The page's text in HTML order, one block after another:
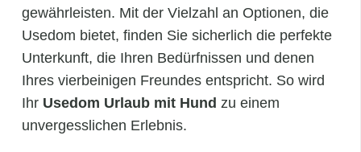
gewährleisten. Mit der Vielzahl an Optionen, die
Usedom bietet, finden Sie sicherlich die perfekte
Unterkunft, die Ihren Bedürfnissen und denen
Ihres vierbeinigen Freundes entspricht. So wird
Ihr Usedom Urlaub mit Hund zu einem
unvergesslichen Erlebnis.